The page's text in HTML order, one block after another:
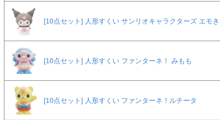
[10点セット] 人形すくい サンリオキャラクターズ エモ
[10点セット] 人形すくい ファンターネ！ みもも
[10点セット] 人形すくい ファンターネ！ルチータ